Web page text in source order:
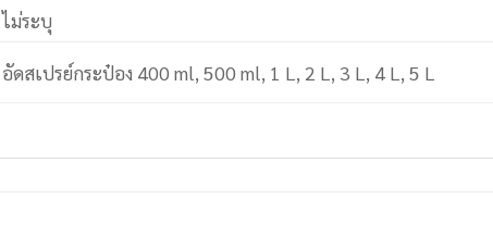
ไม่ระบุ
อัดสเปรย์กระป๋อง 400 ml, 500 ml, 1 L, 2 L, 3 L, 4 L, 5 L